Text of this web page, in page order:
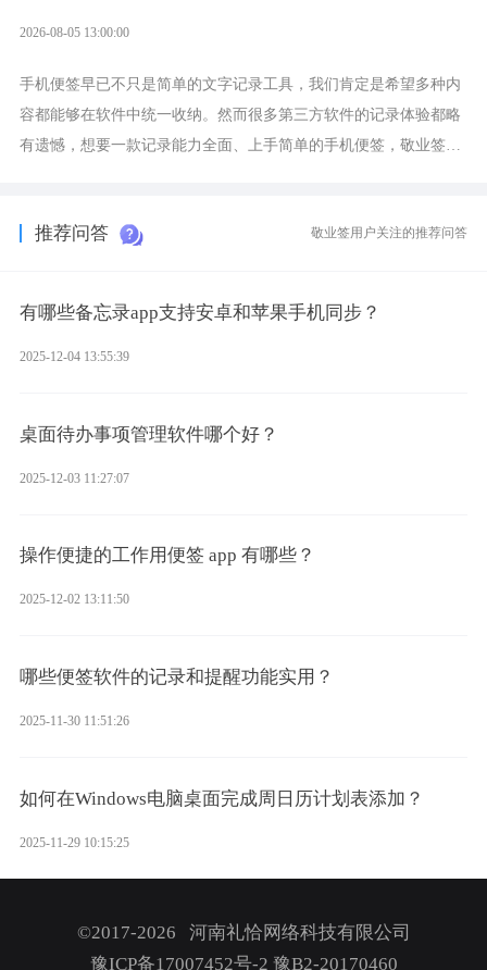
2026-08-05 13:00:00
手机便签早已不只是简单的文字记录工具，我们肯定是希望多种内
容都能够在软件中统一收纳。然而很多第三方软件的记录体验都略
有遗憾，想要一款记录能力全面、上手简单的手机便签，敬业签是
推荐问答 敬业签用户关注的推荐问答
有哪些备忘录app支持安卓和苹果手机同步？
2025-12-04 13:55:39
桌面待办事项管理软件哪个好？
2025-12-03 11:27:07
操作便捷的工作用便签 app 有哪些？
2025-12-02 13:11:50
哪些便签软件的记录和提醒功能实用？
2025-11-30 11:51:26
如何在Windows电脑桌面完成周日历计划表添加？
2025-11-29 10:15:25
©2017-2026 河南礼恰网络科技有限公司
豫ICP备17007452号-2 豫B2-20170460